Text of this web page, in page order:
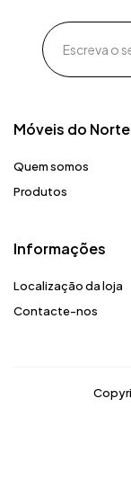
Móveis do Norte​
Quem somos
Produtos
Informações
Localização da loja
Contacte-nos